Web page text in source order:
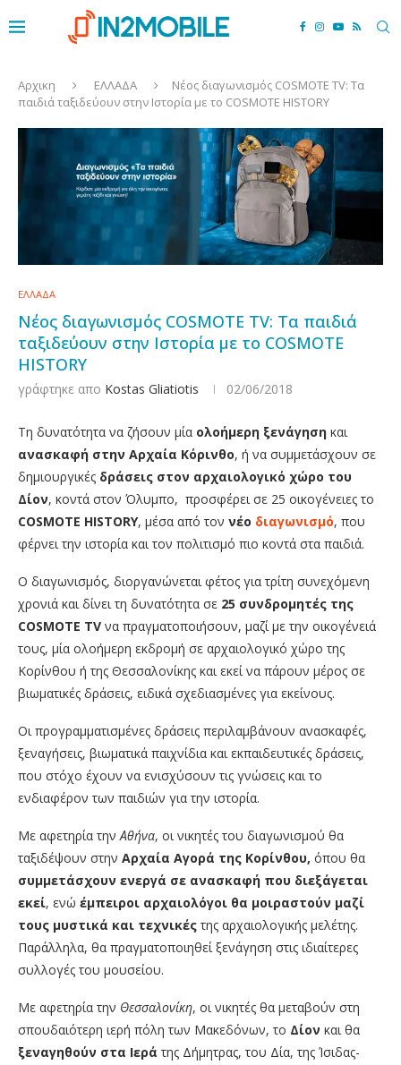
Αρχικη ΕΛΛΑΔΑ
Νέος διαγωνισμός COSMOTE TV: Τα
παιδιά ταξιδεύουν στην Ιστορία με το COSMOTE HISTORY
ΕΛΛΑΔΑ
Νέος διαγωνισμός COSMOTE TV: Τα παιδιά
ταξιδεύουν στην Ιστορία με το COSMOTE
HISTORY
γράφτηκε απο Kostas Gliatiotis 02/06/2018
Τη δυνατότητα να ζήσουν μία ολοήμερη ξενάγηση και
ανασκαφή στην Αρχαία Κόρινθο, ή να συμμετάσχουν σε
δημιουργικές δράσεις στον αρχαιολογικό χώρο του
Δίον, κοντά στον Όλυμπο, προσφέρει σε 25 οικογένειες το
COSMOTE HISTORY, μέσα από τον νέο διαγωνισμό, που
φέρνει την ιστορία και τον πολιτισμό πιο κοντά στα παιδιά.
Ο διαγωνισμός, διοργανώνεται φέτος για τρίτη συνεχόμενη
χρονιά και δίνει τη δυνατότητα σε 25 συνδρομητές της
COSMOTE TV να πραγματοποιήσουν, μαζί με την οικογένειά
τους, μία ολοήμερη εκδρομή σε αρχαιολογικό χώρο της
Κορίνθου ή της Θεσσαλονίκης και εκεί να πάρουν μέρος σε
βιωματικές δράσεις, ειδικά σχεδιασμένες για εκείνους.
Οι προγραμματισμένες δράσεις περιλαμβάνουν ανασκαφές,
ξεναγήσεις, βιωματικά παιχνίδια και εκπαιδευτικές δράσεις,
που στόχο έχουν να ενισχύσουν τις γνώσεις και το
ενδιαφέρον των παιδιών για την ιστορία.
Με αφετηρία τηνΑθήνα, οι νικητές του διαγωνισμού θα
ταξιδέψουν στην Αρχαία Αγορά της Κορίνθου, όπου θα
συμμετάσχουν ενεργά σε ανασκαφή που διεξάγεται
εκεί, ενώ έμπειροι αρχαιολόγοι θα μοιραστούν μαζί
τους μυστικά και τεχνικές της αρχαιολογικής μελέτης.
Παράλληλα, θα πραγματοποιηθεί ξενάγηση στις ιδιαίτερες
συλλογές του μουσείου.
Με αφετηρία την Θεσσαλονίκη, οι νικητές θα μεταβούν στη
σπουδαιότερη ιερή πόλη των Μακεδόνων, το Δίον και θα
ξεναγηθούν στα Ιερά της Δήμητρας, του Δία, της Ίσιδας-